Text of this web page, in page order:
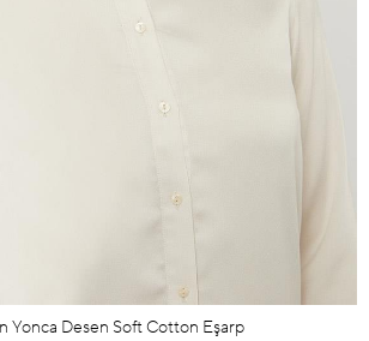
Yonca Desen Soft Cotton Eşarp